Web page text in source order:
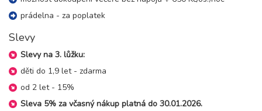
06.09. - 09.09.26
neděle - středa
06.09. - 10.09.26
neděle - čtvrtek
06.09. - 11.09.26
6 dní (5 nocí)
prádelna - za poplatek
Slevy
Slevy na 3. lůžku:
děti do 1,9 let - zdarma
od 2 let - 15%
Sleva 5% za včasný nákup platná do 30.01.2026.